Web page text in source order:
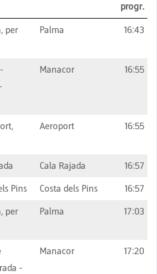
progr.
per
Palma 16:43
Manacor 16:55
Aeroport 16:55
Cala Rajada
16:57
Pins Costa dels Pins 16:57
per
Palma 17:03
-
Manacor 17:20